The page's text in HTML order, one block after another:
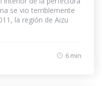
se vio terriblemente
la región de Aizu
6 min